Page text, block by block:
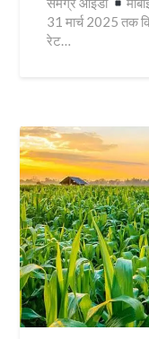
31 मार्च 2025 तक
रेट…